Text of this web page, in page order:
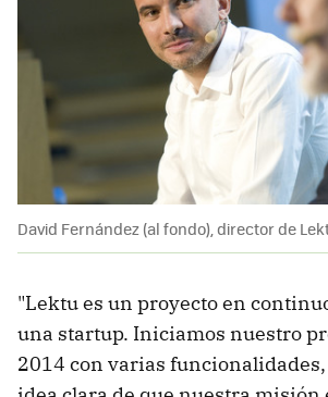
David Fernández (al fondo), director de
"Lektu es un proyecto en
una startup. Iniciamos nuestro
2014 con varias